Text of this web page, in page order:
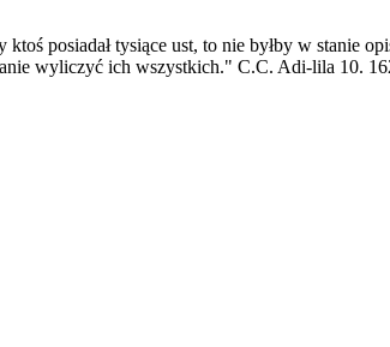
posiadał tysiące ust, to nie byłby w stanie
wyliczyć ich wszystkich." C.C. Adi-lila 10.